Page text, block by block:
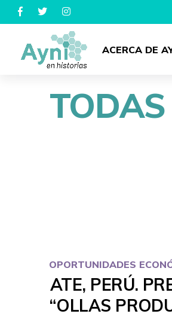
ACERCA DE
OPORTUNIDADES
ATE, PERÚ.
“OLLAS